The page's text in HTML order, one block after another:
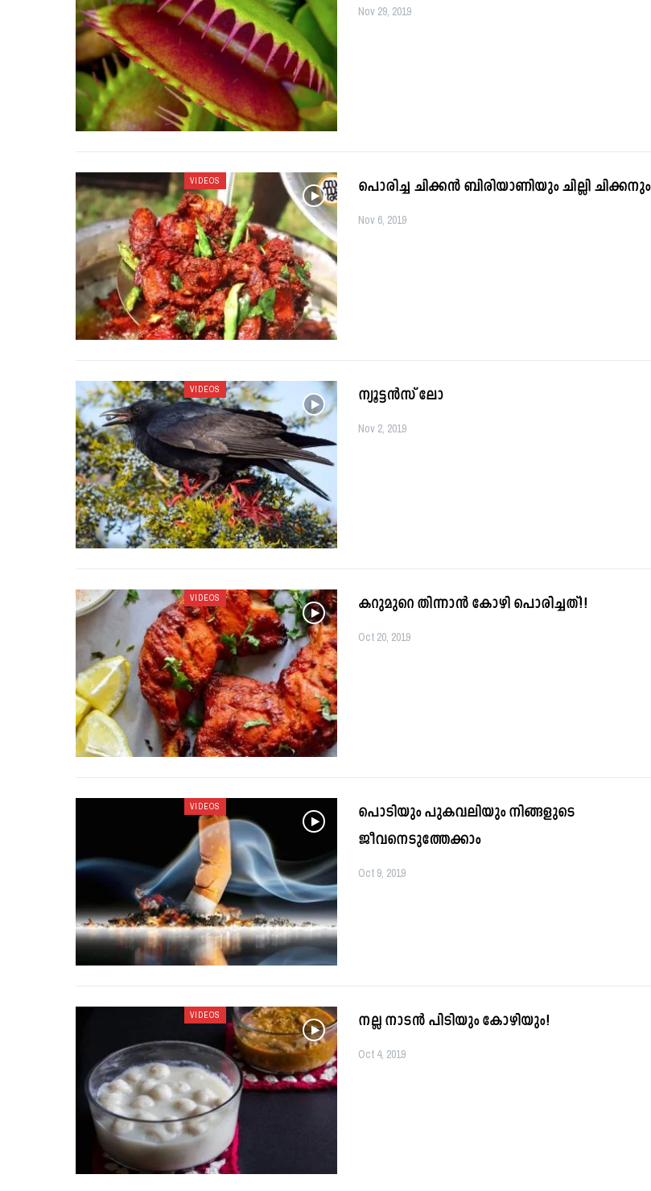
Nov 29, 2019
VIDEOS പൊരിച്ച ചിക്കന്‍ ബിരിയാണിയും ചില്ലി ചിക്കനും
Nov 6, 2019
VIDEOS ന്യൂട്ടന്‍സ് ലോ
Nov 2, 2019
VIDEOS കറുമുറെ തിന്നാന്‍ കോഴി പൊരിച്ചത്!!
Oct 20, 2019
VIDEOS
പൊടിയും പുകവലിയും നിങ്ങളുടെ
ജീവനെടുത്തേക്കാം
Oct 9, 2019
VIDEOS നല്ല നാടന്‍ പിടിയും കോഴിയും!
Oct 4, 2019